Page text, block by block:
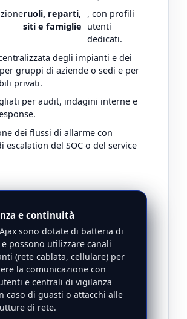
ruoli, reparti,
siti e famiglie
, con profili
utenti
dedicati.
degli impianti e dei
gruppi di aziende o sedi e per
privati.
per audit, indagini interne e
dei flussi di allarme con
escalation del SOC o del service
e continuità
sono dotate di batteria di
possono utilizzare canali
(rete cablata, cellulare) per
la comunicazione con
e centrali di vigilanza
caso di guasti o attacchi alle
di rete.